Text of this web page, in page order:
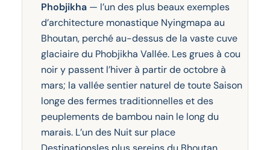
Phobjikha— l’un des plus beaux exemples
d’architecture monastique Nyingmapa au
Bhoutan, perché au-dessus de la vaste cuve
glaciaire du Phobjikha Vallée. Les grues à cou
noir y passent l’hiver à partir de octobre à
mars; la vallée sentier naturel de toute Saison
longe des fermes traditionnelles et des
peuplements de bambou nain le long du
marais. L’un des Nuit sur place